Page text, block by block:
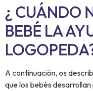
¿ CUÁNDO
BEBÉ LA
A continuación, os
que los bebés